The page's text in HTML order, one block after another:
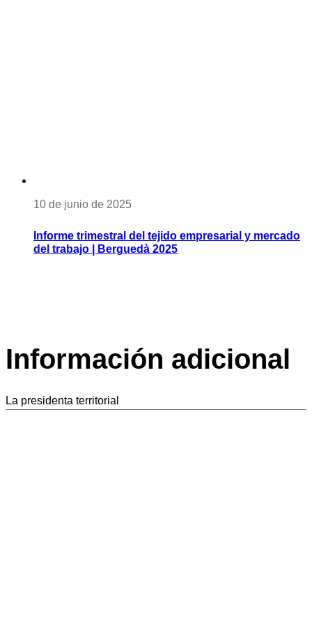
10 de junio de 2025
Informe trimestral del tejido empresarial y mercado
del trabajo | Berguedà 2025
Información adicional
La presidenta territorial